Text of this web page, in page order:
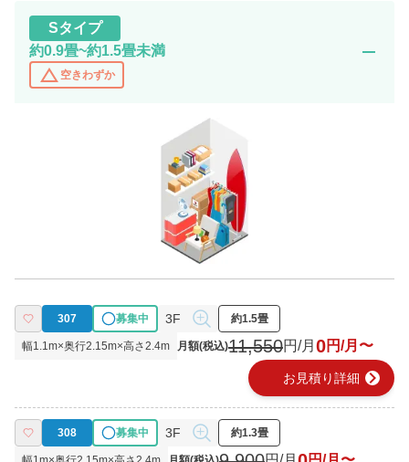
Sタイプ
約0.9畳~約1.5畳未満
change_history 空きわずか
remove
307 募集中 3F 約1.5畳
幅1.1m×奥行2.15m×高さ2.4m 月額(税込)11,550円/月 0円/月〜
お見積り詳細 chevron_right
308 募集中 3F 約1.3畳